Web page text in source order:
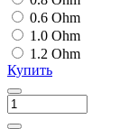
0.6 Ohm
1.0 Ohm
1.2 Ohm
Купить